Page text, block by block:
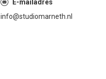
E-mailadres
info@studiomarneth.nl